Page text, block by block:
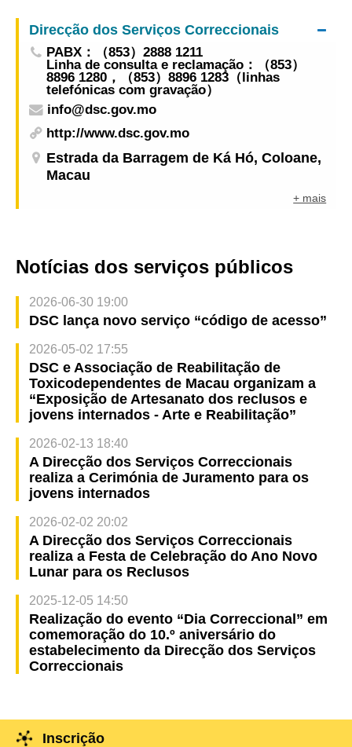
Direcção dos Serviços Correccionais
PABX：（853）2888 1211
Linha de consulta e reclamação：（853）
8896 1280，（853）8896 1283（linhas
telefónicas com gravação）
info@dsc.gov.mo
http://www.dsc.gov.mo
Estrada da Barragem de Ká Hó, Coloane,
Macau
+ mais
Notícias dos serviços públicos
2026-06-30 19:00
DSC lança novo serviço “código de acesso”
2026-05-02 17:55
DSC e Associação de Reabilitação de
Toxicodependentes de Macau organizam a
“Exposição de Artesanato dos reclusos e
jovens internados - Arte e Reabilitação”
2026-02-13 18:40
A Direcção dos Serviços Correccionais
realiza a Cerimónia de Juramento para os
jovens internados
2026-02-02 20:02
A Direcção dos Serviços Correccionais
realiza a Festa de Celebração do Ano Novo
Lunar para os Reclusos
2025-12-05 14:50
Realização do evento “Dia Correccional” em
comemoração do 10.º aniversário do
estabelecimento da Direcção dos Serviços
Correccionais
Inscrição